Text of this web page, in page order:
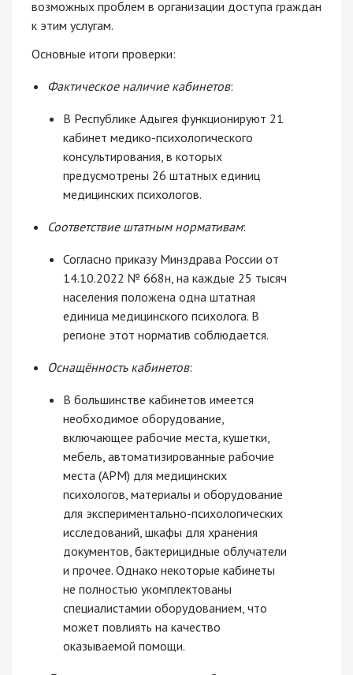
возможных проблем в организации доступа граждан
к этим услугам.
Основные итоги проверки:
Фактическое наличие кабинетов:
В Республике Адыгея функционируют 21
кабинет медико-психологического
консультирования, в которых
предусмотрены 26 штатных единиц
медицинских психологов.
Соответствие штатным нормативам:
Согласно приказу Минздрава России от
14.10.2022 № 668н, на каждые 25 тысяч
населения положена одна штатная
единица медицинского психолога. В
регионе этот норматив соблюдается.
Оснащённость кабинетов:
В большинстве кабинетов имеется
необходимое оборудование,
включающее рабочие места, кушетки,
мебель, автоматизированные рабочие
места (АРМ) для медицинских
психологов, материалы и оборудование
для экспериментально-психологических
исследований, шкафы для хранения
документов, бактерицидные облучатели
и прочее. Однако некоторые кабинеты
не полностью укомплектованы
специалистамии оборудованием, что
может повлиять на качество
оказываемой помощи.